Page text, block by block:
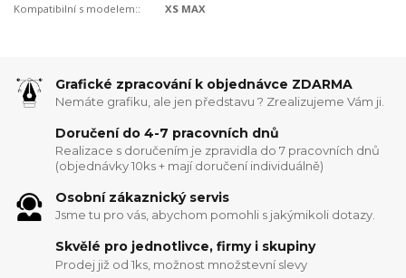
Kompatibilní s modelem::
XS MAX
Grafické zpracování k objednávce ZDARMA
Nemáte grafiku, ale jen představu ? Zrealizujeme Vám ji.
Doručení do 4-7 pracovních dnů
Realizace s doručením je zpravidla do 7 pracovních dnů
(objednávky 10ks + mají doručení individuálně)
Osobní zákaznický servis
Jsme tu pro vás, abychom pomohli s jakýmikoli dotazy.
Skvělé pro jednotlivce, firmy i skupiny
Prodej již od 1ks, možnost množstevní slevy